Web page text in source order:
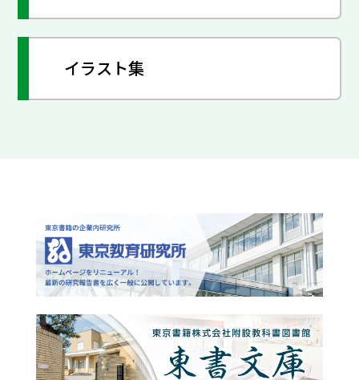
イラスト集